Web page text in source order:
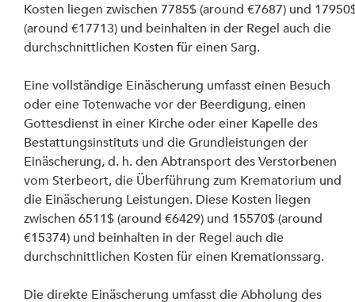
Kosten liegen zwischen 7785$ (around €7687) und
(around €17713) und beinhalten in der Regel auch die
durchschnittlichen Kosten für einen Sarg.
Eine vollständige Einäscherung umfasst einen Besuch
oder eine Totenwache vor der Beerdigung, einen
Gottesdienst in einer Kirche oder einer Kapelle des
Bestattungsinstituts und die Grundleistungen der
Einäscherung, d. h. den Abtransport des Verstorbenen
vom Sterbeort, die Überführung zum Krematorium und
die Einäscherung Leistungen. Diese Kosten liegen
zwischen 6511$ (around €6429) und 15570$ (around
€15374) und beinhalten in der Regel auch die
durchschnittlichen Kosten für einen Kremationssarg.
Die direkte Einäscherung umfasst die Abholung des